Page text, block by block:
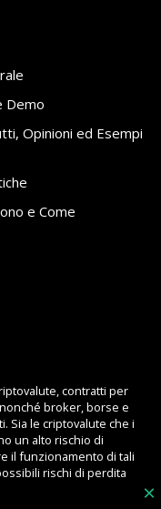
×
Demo
Opinioni ed Esempi
e Come
contratti per
broker, borse e
Sia le criptovalute che i
un alto rischio di
il funzionamento di tali
rischi di perdita